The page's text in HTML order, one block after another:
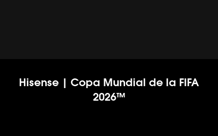
Hisense | Copa Mundial de la FIFA
2026™